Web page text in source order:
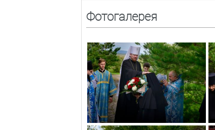
Фотогалерея